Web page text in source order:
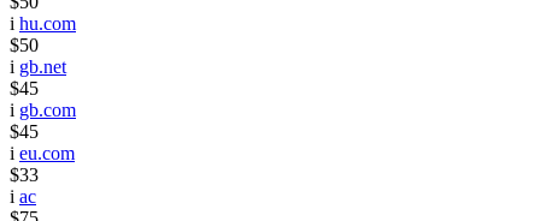
i hu.com
$50
i gb.net
$45
i gb.com
$45
i eu.com
$33
i ac